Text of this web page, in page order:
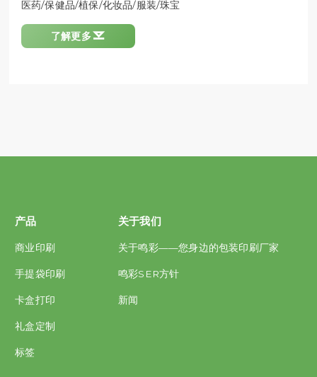
医药/保健品/植保/化妆品/服装/珠宝
了解更多
产品
商业印刷
手提袋印刷
卡盒打印
礼盒定制
标签
关于我们
关于鸣彩——您身边的包装印刷厂家
鸣彩SER方针
新闻